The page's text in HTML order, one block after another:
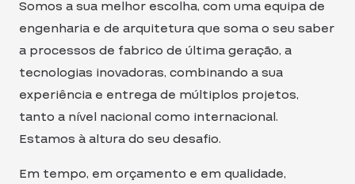
Somos a sua melhor escolha, com uma equipa de
engenharia e de arquitetura que soma o seu saber
a processos de fabrico de última geração, a
tecnologias inovadoras, combinando a sua
experiência e entrega de múltiplos projetos,
tanto a nível nacional como internacional.
Estamos à altura do seu desafio.
Em tempo, em orçamento e em qualidade,